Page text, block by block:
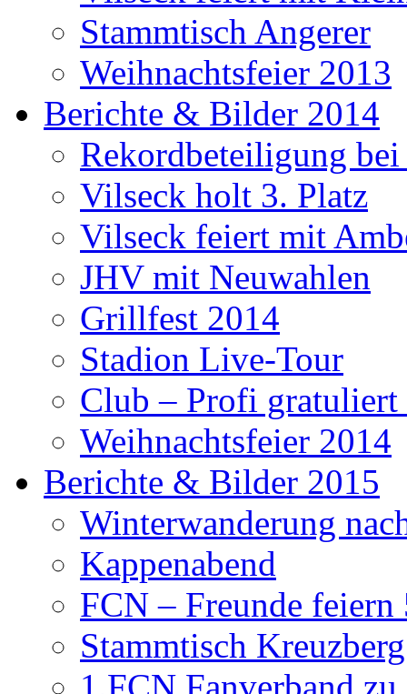
Stammtisch Angerer
Weihnachtsfeier 2013
Berichte & Bilder 2014
Rekordbeteiligung bei
Vilseck holt 3. Platz
Vilseck feiert mit
JHV mit Neuwahlen
Grillfest 2014
Stadion Live-Tour
Club – Profi gratuliert
Weihnachtsfeier 2014
Berichte & Bilder 2015
Winterwanderung
Kappenabend
FCN – Freunde feiern
Stammtisch Kreuzberg
1.FCN Fanverband